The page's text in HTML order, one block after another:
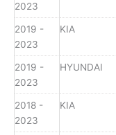
2023
2019 -
2023
KIA
2019 -
2023
HYUNDAI
2018 -
2023
KIA